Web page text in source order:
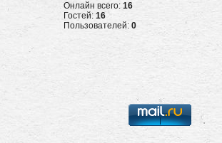
Онлайн всего: 16
Гостей: 16
Пользователей: 0